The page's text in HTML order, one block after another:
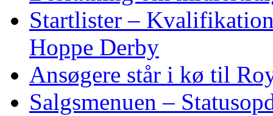
Startlister –
Hoppe Derby
Ansøgere står i kø til
Salgsmenuen –